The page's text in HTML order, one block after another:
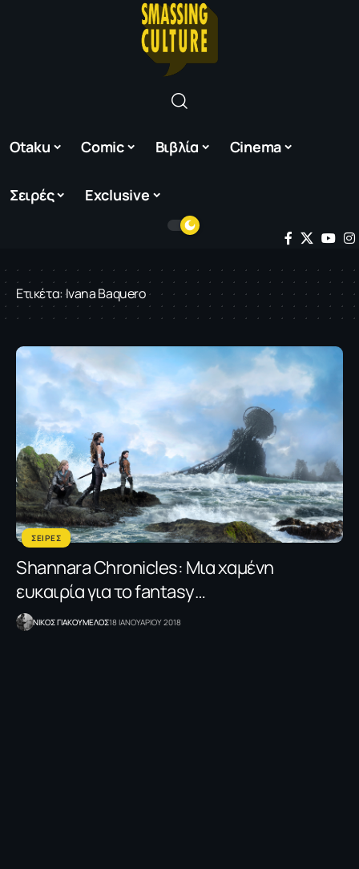
Otaku Comic Βιβλία Cinema
Σειρές Exclusive
Ετικέτα:Ivana Baquero
ΣΕΙΡΕΣ
Shannara Chronicles: Μια χαμένη
ευκαιρία για το fantasy…
NΙΚΟΣ ΓΙΑΚΟΥΜΕΛΟΣ18 ΙΑΝΟΥΑΡΙΟΥ 2018